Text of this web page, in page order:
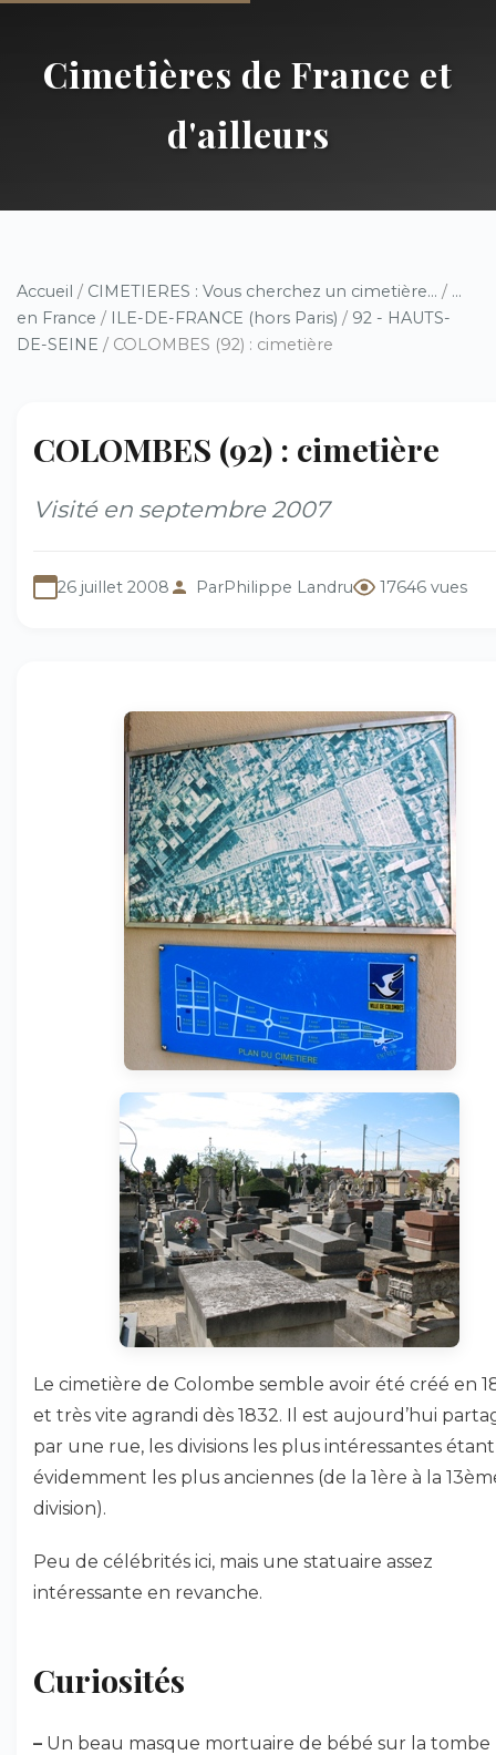
Cimetières de France et
d'ailleurs
Accueil / CIMETIERES : Vous cherchez un cimetière... / ...
en France / ILE-DE-FRANCE (hors Paris) / 92 - HAUTS-
DE-SEINE / COLOMBES (92) : cimetière
COLOMBES (92) : cimetière
Visité en septembre 2007
26 juillet 2008 ParPhilippe Landru 17646 vues
Le cimetière de Colombe semble avoir été créé en
et très vite agrandi dès 1832. Il est aujourd’hui
par une rue, les divisions les plus intéressantes étant
évidemment les plus anciennes (de la 1ère à la
division).
Peu de célébrités ici, mais une statuaire assez
intéressante en revanche.
Curiosités
– Un beau masque mortuaire de bébé sur la tombe